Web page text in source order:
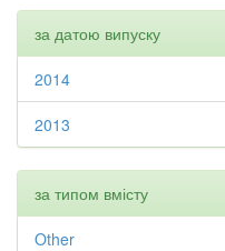
за датою випуску
2014
2013
за типом вмісту
Other